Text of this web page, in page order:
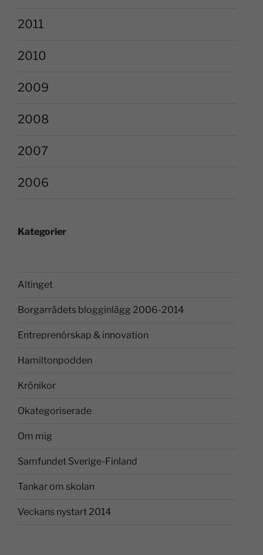
2011
2010
2009
2008
2007
2006
Kategorier
Altinget
Borgarrådets blogginlägg 2006-2014
Entreprenörskap & innovation
Hamiltonpodden
Krönikor
Okategoriserade
Om mig
Samfundet Sverige-Finland
Tankar om skolan
Veckans nystart 2014